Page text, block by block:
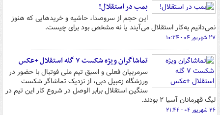
بمب در استقلال!
این حجم از سروصدا، حاشیه و خریدهایی که هنوز
نمی‌دانیم به‌کار استقلال می‌آیند یا نه مشخص بود برای چیست.
۲۷ شهریور ۰۴ - ۱۰:۲۴
تماشاگران ویژه شکست ۷ گله استقلال +عکس
سرمربیان فعلی و اسبق تیم ملی فوتبال با حضور در
ورزشگاه زعبیل دبی، از نزدیک تماشاگر شکست
سنگین استقلال برابر الوصل در شروع کار این تیم در
لیگ قهرمانان آسیا ۲ بودند.
۲۶ شهریور ۰۴ - ۲۱:۴۴